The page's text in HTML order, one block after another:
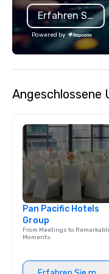
Erfahren Sie mehr
Powered by
Angeschlossene
Pan Pacific Hotels
Group
From Meetings to
Moments.